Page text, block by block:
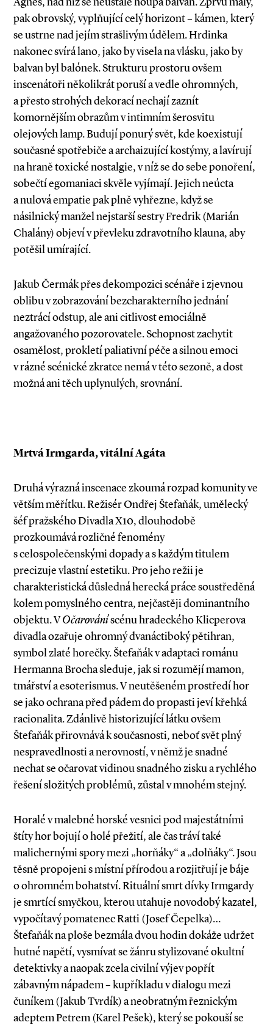
pak obrovský, vyplňující celý horizont – kámen, který
se ustrne nad jejím strašlivým údělem. Hrdinka
nakonec svírá lano, jako by visela na vlásku, jako by
balvan byl balónek. Strukturu prostoru ovšem
inscenátoři několikrát poruší a vedle ohromných,
a přesto strohých dekorací nechají zaznít
komornějším obrazům v intimním šerosvitu
olejových lamp. Budují ponurý svět, kde koexistují
současné spotřebiče a archaizující kostýmy, a lavírují
na hraně toxické nostalgie, v níž se do sebe ponoření,
sobečtí egomaniaci skvěle vyjímají. Jejich neúcta
a nulová empatie pak plně vyhřezne, když se
násilnický manžel nejstarší sestry Fredrik (Marián
Chalány) objeví v převleku zdravotního klauna, aby
potěšil umírající.
Jakub Čermák přes dekompozici scénáře i zjevnou
oblibu v zobrazování bezcharakterního jednání
neztrácí odstup, ale ani citlivost emociálně
angažovaného pozorovatele. Schopnost zachytit
osamělost, prokletí palia­tivní péče a silnou emoci
v rázné scénické zkratce nemá v této sezoně, a dost
možná ani těch uplynulých, srovnání.
Mrtvá Irmgarda, vitální Agáta
Druhá výrazná inscenace zkoumá rozpad komunity ve
větším měřítku. Režisér Ondřej Štefaňák, umělecký
šéf pražského Divadla X10, dlouhodobě
prozkoumává rozličné fenomény
s celospolečenskými dopady a s každým titulem
precizuje vlastní estetiku. Pro jeho režii je
charakteristická důsledná herecká práce soustředěná
kolem pomyslného centra, nejčastěji dominantního
objektu. VOčarováníscénu hradeckého Klicperova
divadla ozařuje ohromný dvanáctiboký pětihran,
symbol zlaté horečky. Štefaňák v adaptaci románu
Hermanna Brocha sleduje, jak si rozumějí mamon,
tmářství a esoterismus. V neutěšeném prostředí hor
se jako ochrana před pádem do propasti jeví křehká
racionalita. Zdánlivě historizující látku ovšem
Štefaňák přirovnává k současnosti, neboť svět plný
nespravedlnosti a nerovností, v němž je snadné
nechat se očarovat vidinou snadného zisku a rychlého
řešení složitých problémů, zůstal v mnohém stejný.
Horalé v malebné horské vesnici pod majestátními
štíty hor bojují o holé přežití, ale čas tráví také
malichernými spory mezi „horňáky“ a „dolňáky“. Jsou
těsně propojeni s místní přírodou a rozjitřují je báje
o ohromném bohatství. Rituální smrt dívky Irmgardy
je smrtící smyčkou, kterou utahuje novodobý kazatel,
vypočítavý pomatenec Ratti (Josef Čepelka)…
Štefaňák na ploše bezmála dvou hodin dokáže udržet
hutné napětí, vysmívat se žánru stylizované okultní
detektivky a naopak zcela civilní výjev popřít
zábavným nápadem – kupříkladu v dialogu mezi
čuníkem (Jakub Tvrdík) a neobratným řeznickým
adeptem Petrem (Karel Pešek), který se pokouší se